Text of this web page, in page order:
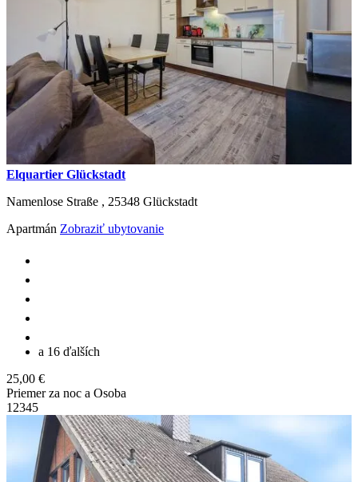
Elquartier Glückstadt
Namenlose Straße , 25348 Glückstadt
Apartmán Zobraziť ubytovanie
a 16 ďalších
25,00 €
Priemer za noc a Osoba
1 2345